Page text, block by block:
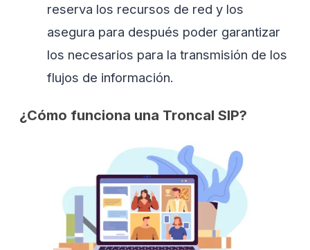
reserva los recursos de red y los
asegura para después poder garantizar
los necesarios para la transmisión de los
flujos de información.
¿Cómo funciona una Troncal SIP?